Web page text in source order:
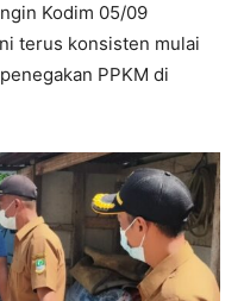
Kodim 05/09
terus konsisten mulai
PPKM di